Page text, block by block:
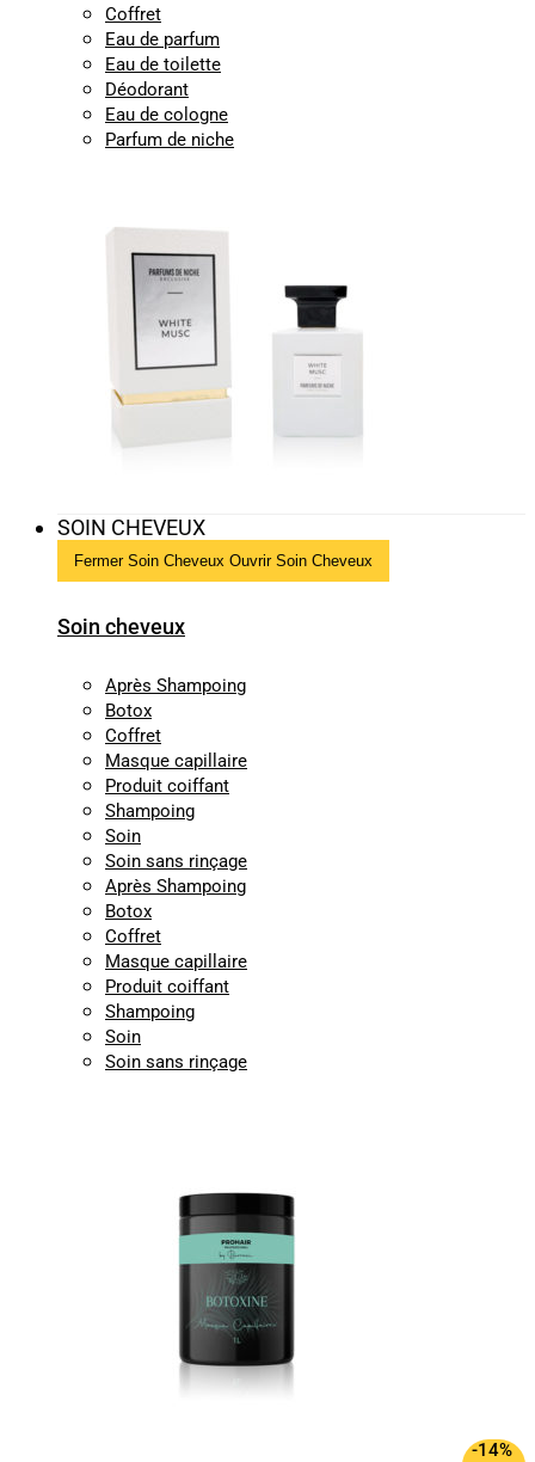
Coffret
Eau de parfum
Eau de toilette
Déodorant
Eau de cologne
Parfum de niche
SOIN CHEVEUX
Fermer Soin Cheveux Ouvrir Soin Cheveux
Soin cheveux
Après Shampoing
Botox
Coffret
Masque capillaire
Produit coiffant
Shampoing
Soin
Soin sans rinçage
Après Shampoing
Botox
Coffret
Masque capillaire
Produit coiffant
Shampoing
Soin
Soin sans rinçage
-14%